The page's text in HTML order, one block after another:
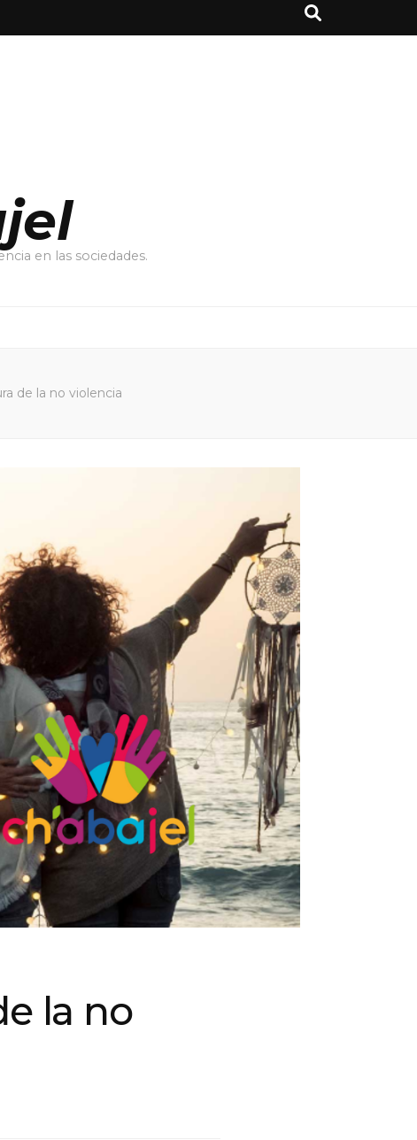
en las sociedades.
de la no violencia
la no